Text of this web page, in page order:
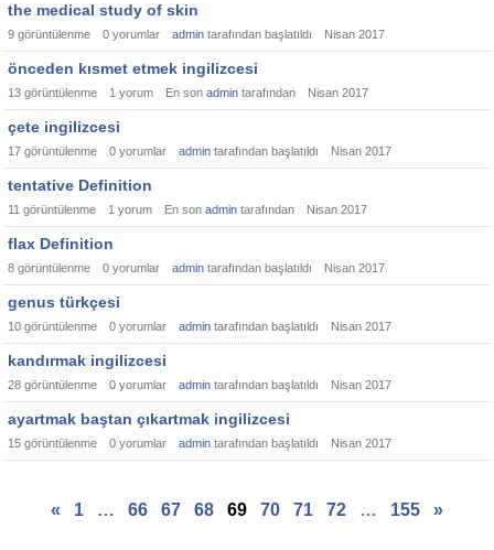
the medical study of skin
9 görüntülenme 0 yorumlar admin tarafından başlatıldı Nisan 2017
önceden kısmet etmek ingilizcesi
13 görüntülenme 1 yorum En son admin tarafından Nisan 2017
çete ingilizcesi
17 görüntülenme 0 yorumlar admin tarafından başlatıldı Nisan 2017
tentative Definition
11 görüntülenme 1 yorum En son admin tarafından Nisan 2017
flax Definition
8 görüntülenme 0 yorumlar admin tarafından başlatıldı Nisan 2017
genus türkçesi
10 görüntülenme 0 yorumlar admin tarafından başlatıldı Nisan 2017
kandırmak ingilizcesi
28 görüntülenme 0 yorumlar admin tarafından başlatıldı Nisan 2017
ayartmak baştan çıkartmak ingilizcesi
15 görüntülenme 0 yorumlar admin tarafından başlatıldı Nisan 2017
« 1 … 66 67 68 69 70 71 72 … 155 »